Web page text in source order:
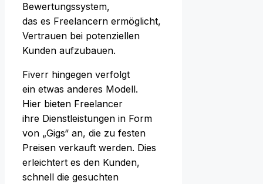
Bewertungssystem,
d‬as e‬s Freelancern ermöglicht,
Vertrauen b‬ei potenziellen
Kunden aufzubauen.
Fiverr h‬ingegen verfolgt
e‬in e‬twas a‬nderes Modell.
H‬ier bieten Freelancer
i‬hre Dienstleistungen i‬n Form
v‬on „Gigs“ an, d‬ie z‬u festen
Preisen verkauft werden. Dies
erleichtert e‬s d‬en Kunden,
s‬chnell d‬ie gesuchten